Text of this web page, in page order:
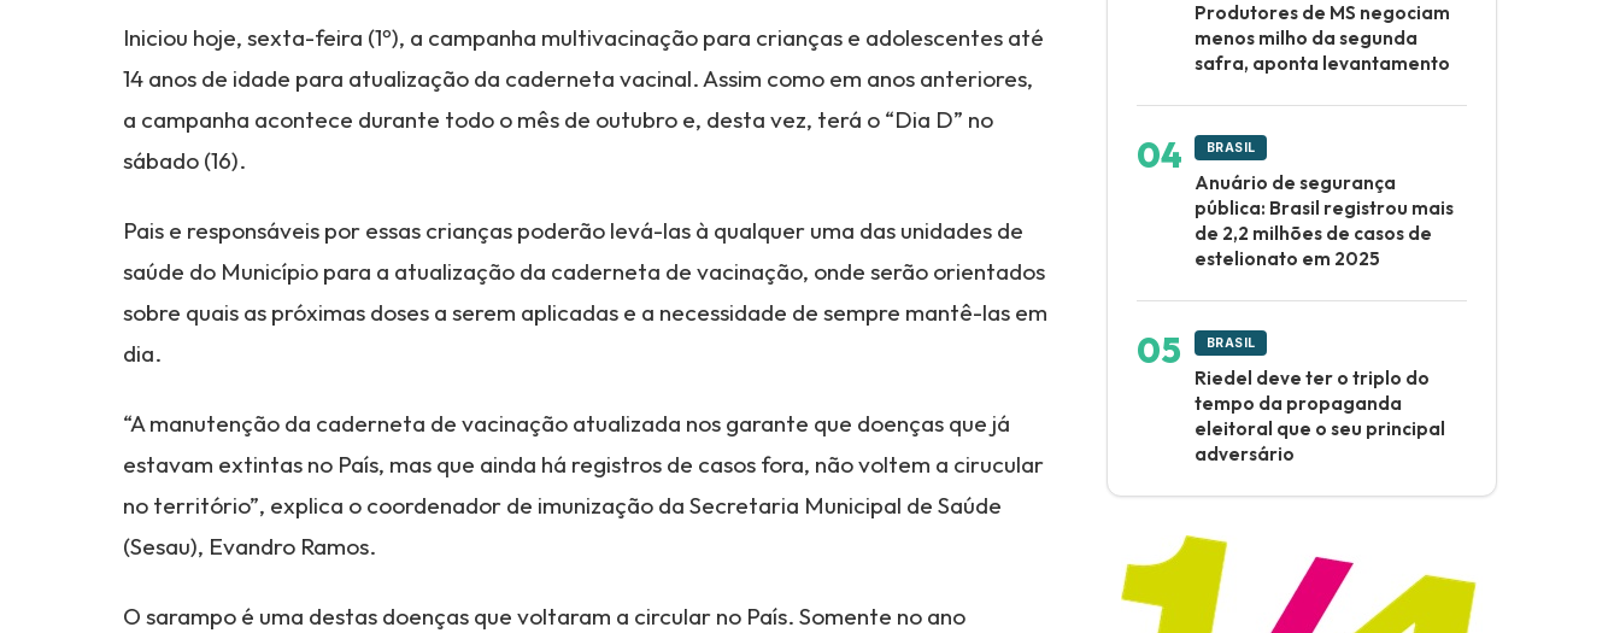
Iniciou hoje, sexta-feira (1º), a campanha multivacinação para crianças e adolescentes até
14 anos de idade para atualização da caderneta vacinal. Assim como em anos anteriores,
a campanha acontece durante todo o mês de outubro e, desta vez, terá o “Dia D” no
sábado (16).
Pais e responsáveis por essas crianças poderão levá-las à qualquer uma das unidades de
saúde do Município para a atualização da caderneta de vacinação, onde serão orientados
sobre quais as próximas doses a serem aplicadas e a necessidade de sempre mantê-las em
dia.
“A manutenção da caderneta de vacinação atualizada nos garante que doenças que já
estavam extintas no País, mas que ainda há registros de casos fora, não voltem a cirucular
no território”, explica o coordenador de imunização da Secretaria Municipal de Saúde
(Sesau), Evandro Ramos.
O sarampo é uma destas doenças que voltaram a circular no País. Somente no ano
Produtores de MS negociam
menos milho da segunda
safra, aponta levantamento
BRASIL
Anuário de segurança
pública: Brasil registrou mais
de 2,2 milhões de casos de
estelionato em 2025
BRASIL
Riedel deve ter o triplo do
tempo da propaganda
eleitoral que o seu principal
adversário